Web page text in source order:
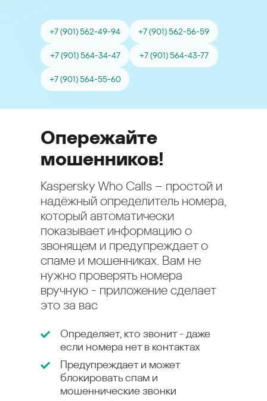
+7 (901) 562-49-94 +7 (901) 562-56-59
+7 (901) 564-34-47 +7 (901) 564-43-77
+7 (901) 564-55-60
Опережайте
мошенников!
Kaspersky Who Calls – простой и
надёжный определитель номера,
который автоматически
показывает информацию о
звонящем и предупреждает о
спаме и мошенниках. Вам не
нужно проверять номера
вручную - приложение сделает
это за вас
Определяет, кто звонит - даже
если номера нет в контактах
Предупреждает и может
блокировать спам и
мошеннические звонки